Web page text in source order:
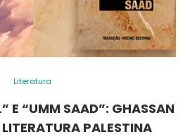
Literatura
E “UMM SAAD”: GHASSAN
PALESTINA